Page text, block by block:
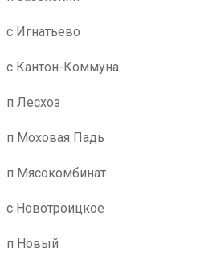
с Игнатьево
с Кантон-Коммуна
п Лесхоз
п Моховая Падь
п Мясокомбинат
с Новотроицкое
п Новый